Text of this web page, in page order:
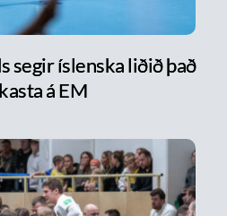
segir íslenska liðið það
á EM